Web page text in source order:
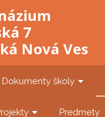
7
Nová Ves
Dokumenty školy
Predmety